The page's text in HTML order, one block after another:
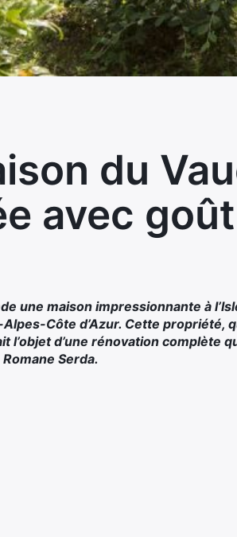
du
avec goût
une maison impressionnante à
Côte d’Azur. Cette propriété,
d’une rénovation complète
Serda.